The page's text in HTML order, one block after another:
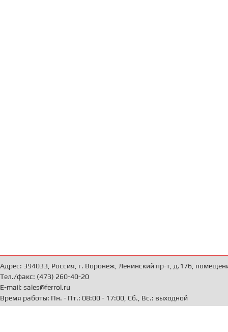
Адрес: 394033, Россия, г. Воронеж, Ленинский пр-т, д.176,
Тел./факс: (473) 260-40-20
E-mail: sales@ferrol.ru
Время работы: Пн. - Пт.: 08:00 - 17:00, Сб., Вс.: выходной